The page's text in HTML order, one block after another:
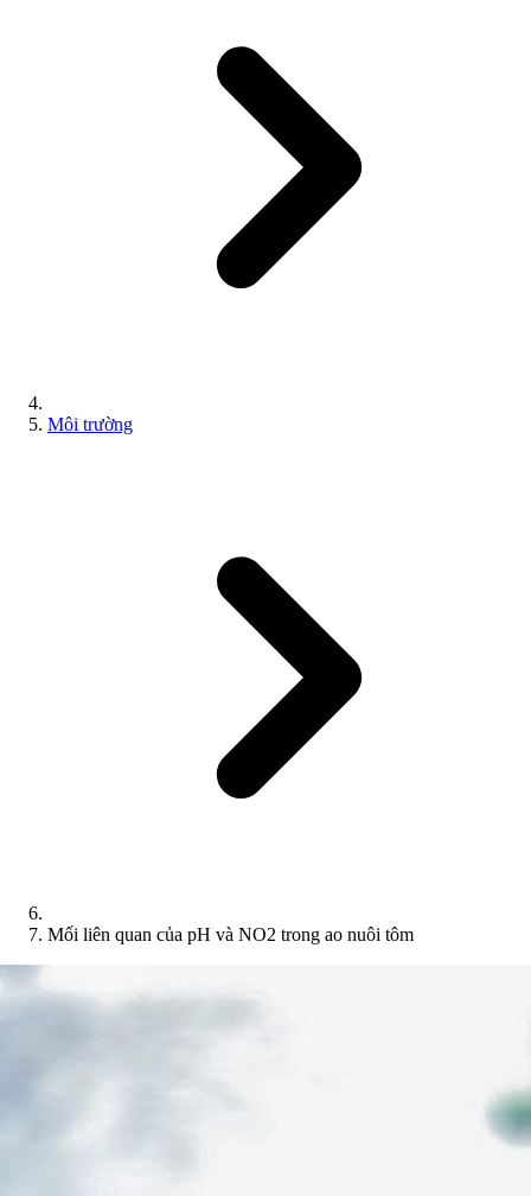
Môi trường
Mối liên quan của pH và NO2 trong ao nuôi tôm